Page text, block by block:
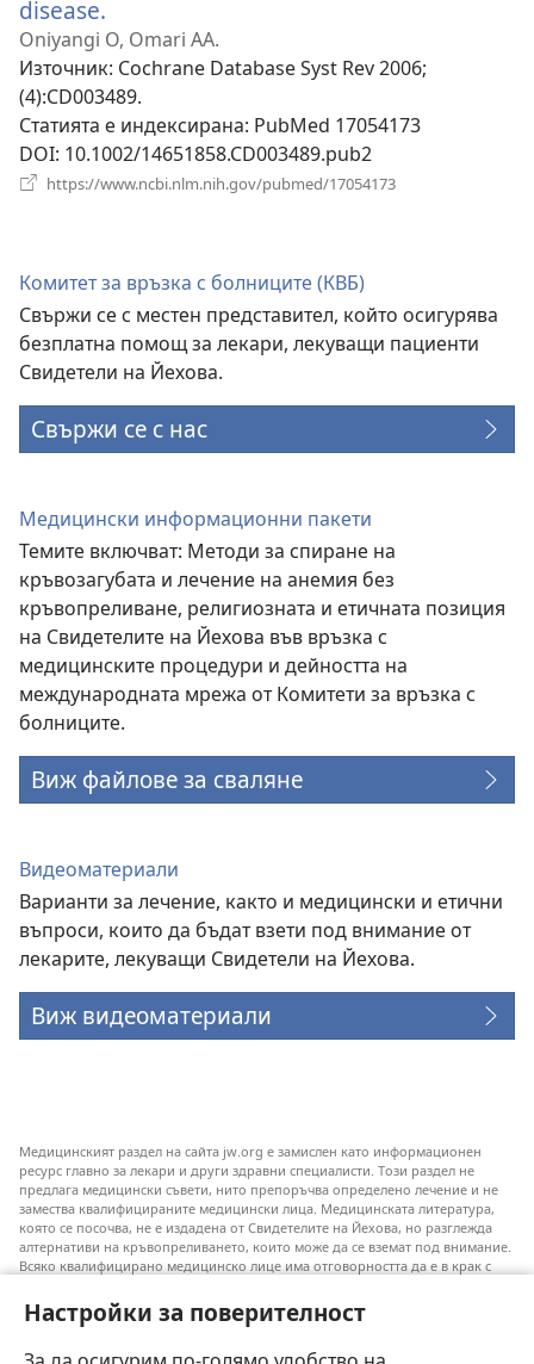
Настройки за поверителност
disease.
нов
прозорец)
Oniyangi O, Omari AA.
Източник‎: Cochrane Database Syst Rev 2006;
(4):CD003489.
Статията е индексирана‎: PubMed 17054173
DOI‎: 10.1002/14651858.CD003489.pub2
https://www.ncbi.nlm.nih.gov/pubmed/17054173
Комитет за връзка с болниците (КВБ)
Свържи се с местен представител, който осигурява
безплатна помощ за лекари, лекуващи пациенти
Свидетели на Йехова.
Свържи се с нас
Медицински информационни пакети
Темите включват: Методи за спиране на
кръвозагубата и лечение на анемия без
кръвопреливане, религиозната и етичната позиция
на Свидетелите на Йехова във връзка с
медицинските процедури и дейността на
международната мрежа от Комитети за връзка с
болниците.
Виж файлове за сваляне
Видеоматериали
Варианти за лечение, както и медицински и етични
въпроси, които да бъдат взети под внимание от
лекарите, лекуващи Свидетели на Йехова.
Виж видеоматериали
Медицинският раздел на сайта jw.org е замислен като информационен
ресурс главно за лекари и други здравни специалисти. Този раздел не
предлага медицински съвети, нито препоръчва определено лечение и не
замества квалифицираните медицински лица. Медицинската литература,
която се посочва, не е издадена от Свидетелите на Йехова, но разглежда
алтернативи на кръвопреливането, които може да се вземат под внимание.
Всяко квалифицирано медицинско лице има отговорността да е в крак с
помага на пациентите си да направят избор съобразно техните
заболявания, желания, ценности и вярвания. Не всички посочени практики